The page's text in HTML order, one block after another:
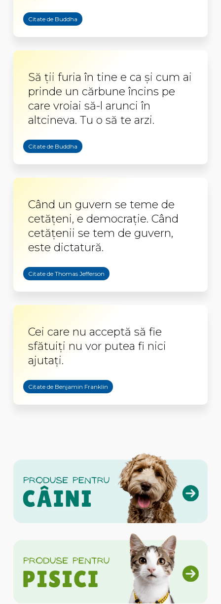
Citate de Buddha
Să ţii furia în tine e ca şi cum ai
prinde un cărbune încins pe
care vroiai să-l arunci în
altcineva. Tu o să te arzi.
Citate de Buddha
Când un guvern se teme de
cetățeni, e democrație. Când
cetățenii se tem de guvern,
este dictatură.
Citate de Thomas Jefferson
Cei care nu acceptă să fie
sfătuiţi nu vor putea fi nici
ajutaţi.
Citate de Benjamin Franklin